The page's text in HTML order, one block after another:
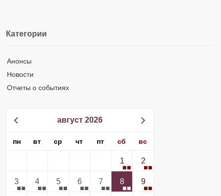
Категории
Анонсы
Новости
Отчеты о событиях
август 2026
пн вт ср чт пт сб вс
1 2
3 4 5 6 7 8 9